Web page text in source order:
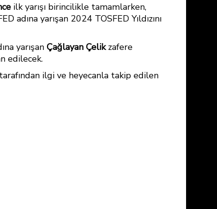
ilk yarışı birincilikle tamamlarken,
adına yarışan 2024 TOSFED Yıldızını
yarışan Çağlayan Çelikzafere
edilecek.
ilgi ve heyecanla takip edilen